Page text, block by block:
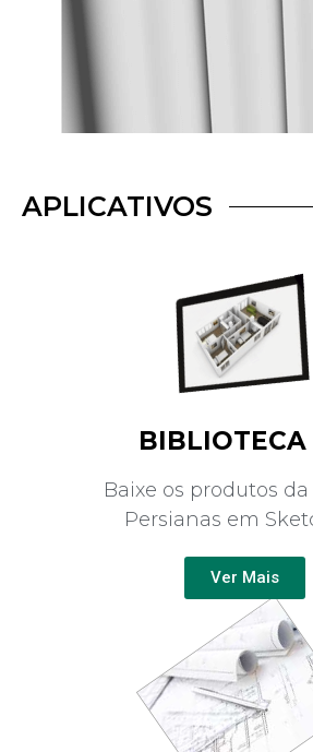
APLICATIVOS
BIBLIOTECA
Baixe os produtos da
Persianas em
Ver Mais